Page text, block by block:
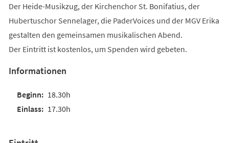
Der Heide-Musikzug, der Kirchenchor St. Bonifatius, der
Hubertuschor Sennelager, die PaderVoices und der MGV Erika
gestalten den gemeinsamen musikalischen Abend.
Der Eintritt ist kostenlos, um Spenden wird gebeten.
Informationen
18.30h
17.30h